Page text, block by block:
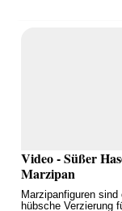
Video - Süßer
Marzipan
Marzipanfiguren sind
hübsche Verzierung